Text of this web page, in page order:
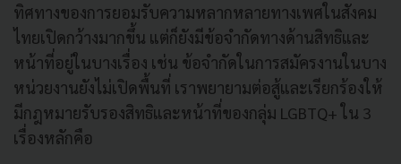
ทิศทางของการยอมรับความหลากหลายทางเพศในสังคม
ไทยเปิดกว้างมากขึ้น แต่ก็ยังมีข้อจำกัดทางด้านสิทธิและ
หน้าที่อยู่ในบางเรื่อง เช่น ข้อจำกัดในการสมัครงานในบาง
หน่วยงานยังไม่เปิดพื้นที่ เราพยายามต่อสู้และเรียกร้องให้
มีกฎหมายรับรองสิทธิและหน้าที่ของกลุ่ม LGBTQ+ ใน 3
เรื่องหลักคือ